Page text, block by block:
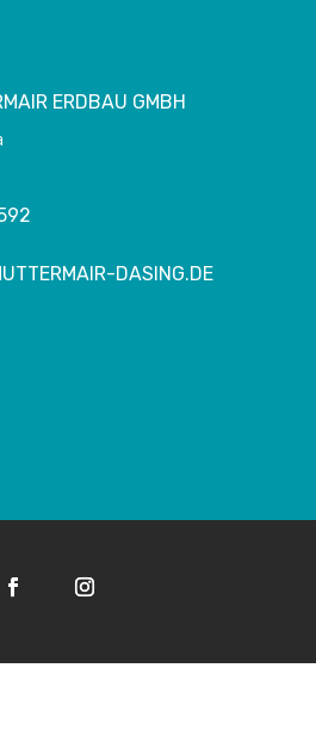
ERDBAU GMBH
DASING.DE